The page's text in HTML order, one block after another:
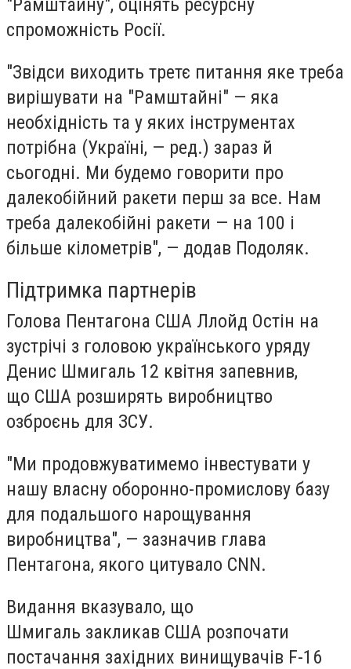
"Рамштайну", оцінять ресурсну
спроможність Росії.
"Звідси виходить третє питання яке треба
вирішувати на "Рамштайні" — яка
необхідність та у яких інструментах
потрібна (Україні, — ред.) зараз й
сьогодні. Ми будемо говорити про
далекобійний ракети перш за все. Нам
треба далекобійні ракети — на 100 і
більше кілометрів", — додав Подоляк.
Підтримка партнерів
Голова Пентагона США Ллойд Остін на
зустрічі з головою українського уряду
Денис Шмигаль 12 квітня запевнив,
що США розширять виробництво
озброєнь для ЗСУ.
"Ми продовжуватимемо інвестувати у
нашу власну оборонно-промислову базу
для подальшого нарощування
виробництва", — зазначив глава
Пентагона, якого цитувало CNN.
Видання вказувало, що
Шмигаль закликав США розпочати
постачання західних винищувачів F-16